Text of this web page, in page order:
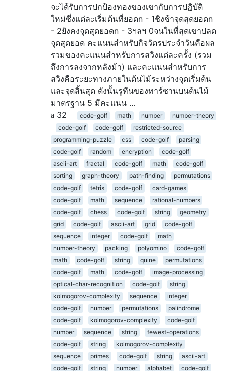
จะได้รับการปกป้องทองของเขากับการปฏิบัติ
ใหม่ซึ่งแต่ละเริ่มต้นที่ยอดn - 1ชิงช้าจุดสุดยอดn
- 2ยังคงจุดสุดยอดn - 3ฯลฯ 0จนในที่สุดเขาปลด
จุดสุดยอด คะแนนสำหรับกิจวัตรประจำวันคือผล
รวมของคะแนนสำหรับการสวิงแต่ละครั้ง (รวม
ถึงการลงจากหลังม้า) และคะแนนสำหรับการ
สวิงคือระยะทางภายในต้นไม้ระหว่างจุดเริ่มต้น
และจุดสิ้นสุด ดังนั้นรูทีนของทาร์ซานบนต้นไม้
มาตรฐาน 5 มีคะแนน …
32
code-golf math number
number-theory
code-golf
code-golf
restricted-source
programming-puzzle
css code-golf
parsing
code-golf
random encryption
code-golf
ascii-art
fractal code-golf math
code-golf
sorting
graph-theory path-finding
permutations
code-golf
tetris code-golf
card-games
code-golf
math sequence
rational-numbers
code-golf
chess code-golf string
geometry
grid
code-golf ascii-art grid
code-golf
sequence
integer code-golf
math
number-theory
packing polyomino
code-golf
math
code-golf string quine
permutations
code-golf
math code-golf
image-processing
optical-char-recognition
code-golf
string
kolmogorov-complexity
sequence
integer
code-golf
number permutations
palindrome
code-golf
kolmogorov-complexity
code-golf
number
sequence string
fewest-operations
code-golf
string
kolmogorov-complexity
sequence
primes code-golf string
ascii-art
code-golf
string number alphabet
code-golf